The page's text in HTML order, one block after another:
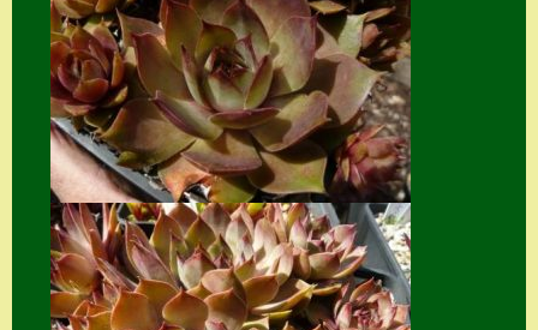
Semps
Warenkorb
Warenkorb
Widerrufsbelehru
ng
Zahlung
Zahlungs- &
Versandinfos